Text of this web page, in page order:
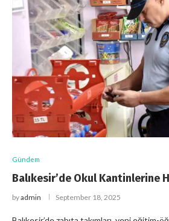
Gündem
Balıkesir’de Okul Kantinlerine
byadmin September 18, 2025